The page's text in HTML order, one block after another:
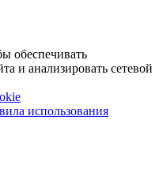
обеспечивать
и анализировать сетевой
использования